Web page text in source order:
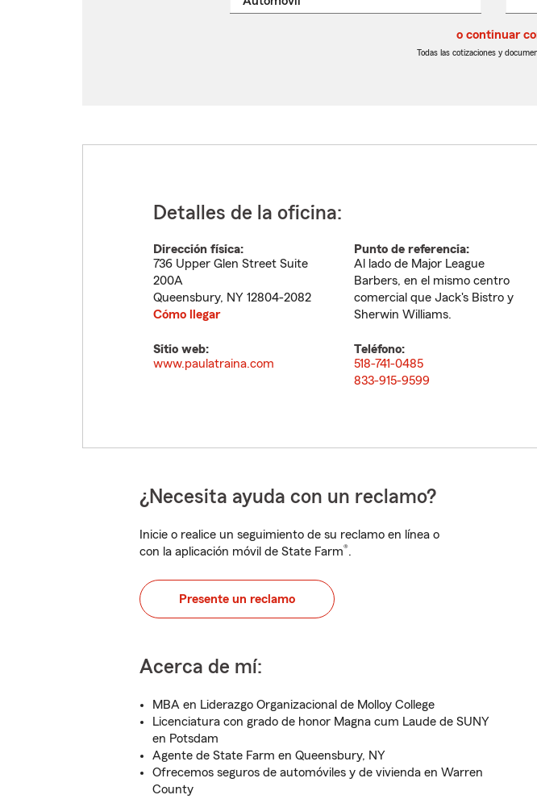
o continuar
Todas las cotizaciones y
Detalles de la oficina:
Dirección física:
736 Upper Glen Street Suite
200A
Queensbury, NY 12804-2082
Cómo llegar
Punto de referencia:
Al lado de Major League
Barbers, en el mismo centro
comercial que Jack's Bistro y
Sherwin Williams.
Sitio web:
www.paulatraina.com
Teléfono:
518-741-0485
833-915-9599
¿Necesita ayuda con un reclamo?
Inicie o realice un seguimiento de su reclamo en línea o
con la aplicación móvil de State Farm®.
Presente un reclamo
Acerca de mí:
MBA en Liderazgo Organizacional de Molloy College
Licenciatura con grado de honor Magna cum Laude de SUNY
en Potsdam
Agente de State Farm en Queensbury, NY
Ofrecemos seguros de automóviles y de vivienda en Warren
County